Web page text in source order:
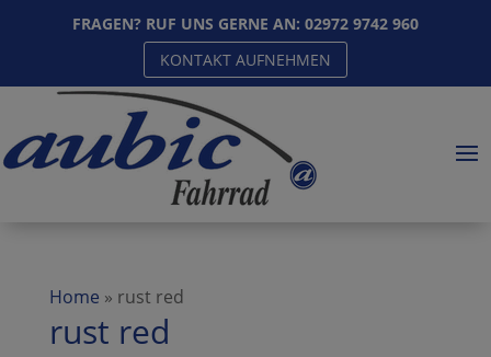
FRAGEN? RUF UNS GERNE AN: 02972 9742 960
KONTAKT AUFNEHMEN
Home » rust red
rust red